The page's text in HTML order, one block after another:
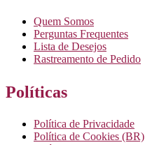
Quem Somos
Perguntas Frequentes
Lista de Desejos
Rastreamento de Pedido
Políticas
Política de Privacidade
Política de Cookies (BR)